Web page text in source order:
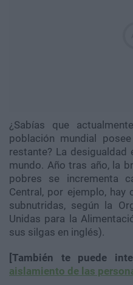
¿Sabías que
población mundial
restante? La
mundo. Año tras año, la
pobres se incrementa
Central, por ejemplo,
subnutridas, según la
Unidas para la
sus silgas en inglés).
[También te puede
aislamiento de las